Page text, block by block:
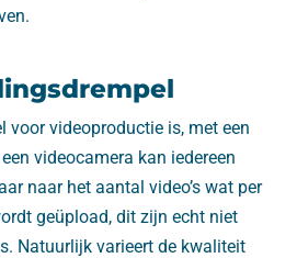
voor videoproductie is, met een
videocamera kan iedereen
naar het aantal video’s wat per
geüpload, dit zijn echt niet
Natuurlijk varieert de kwaliteit